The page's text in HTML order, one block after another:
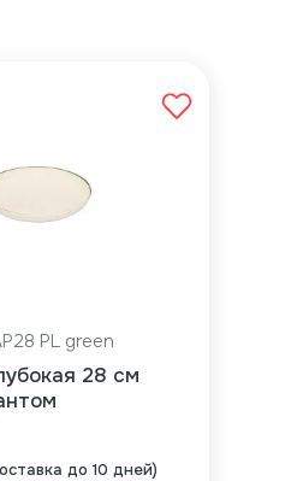
до 10 дней)
PL green
28 см